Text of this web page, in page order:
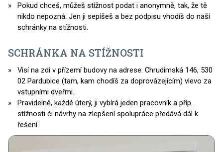
Pokud chceš, můžeš stížnost podat i anonymně, tak, že tě
nikdo nepozná. Jen ji sepíšeš a bez podpisu vhodíš do naší
schránky na stížnosti.
SCHRÁNKA NA STÍŽNOSTI
Visí na zdi v přízemí budovy na adrese: Chrudimská 146, 530
02 Pardubice (tam, kam chodíš za doprovázejícím) vlevo za
vstupními dveřmi.
Pravidelně, každé úterý, ji vybírá jeden pracovník a příp.
stížnosti či návrhy na zlepšení spolupráce předává dál k
řešení.